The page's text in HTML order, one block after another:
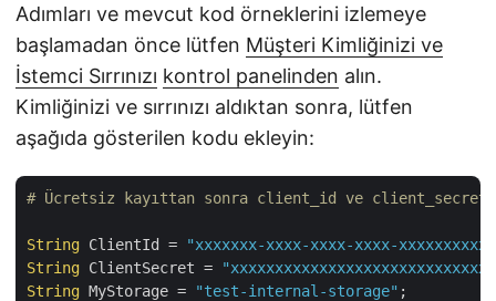
Adımları ve mevcut kod örneklerini izlemeye
başlamadan önce lütfen Müşteri Kimliğinizi ve
İstemci Sırrınızı kontrol panelinden alın.
Kimliğinizi ve sırrınızı aldıktan sonra, lütfen
aşağıda gösterilen kodu ekleyin:
# Ücretsiz kayıttan sonra client_id ve
String ClientId =
"xxxxxxx-xxxx-xxxx-xxxx-
String ClientSecret =
String MyStorage = "test-internal-storage" ;